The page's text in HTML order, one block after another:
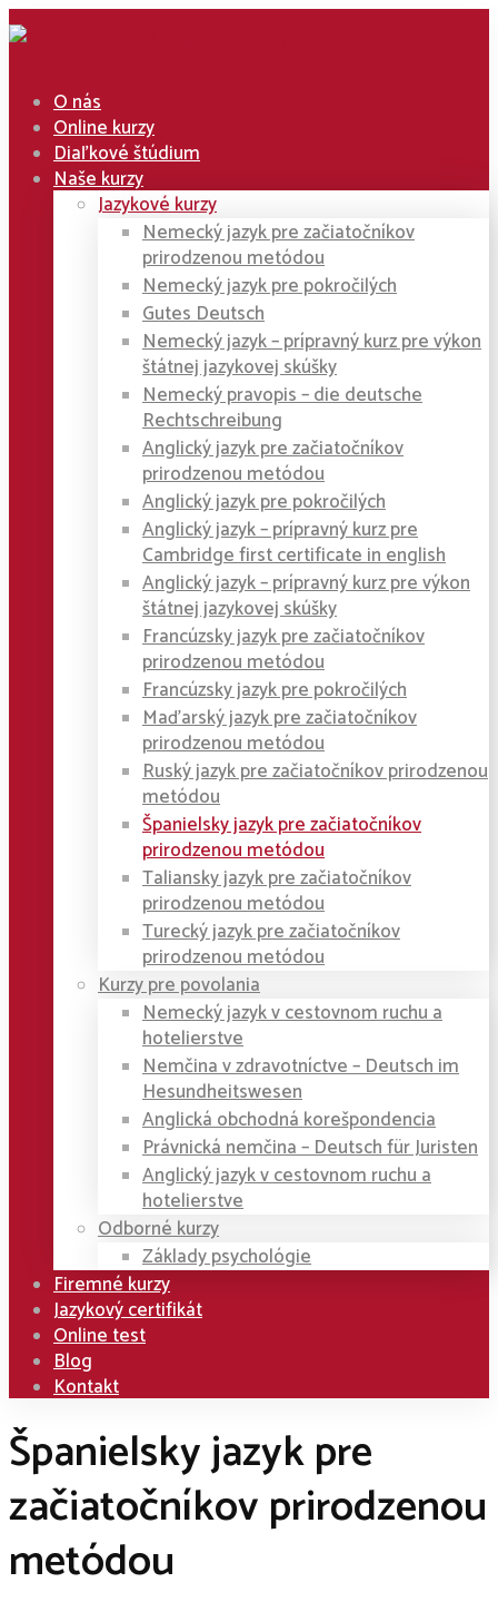
O nás
Online kurzy
Diaľkové štúdium
Naše kurzy
Jazykové kurzy
Nemecký jazyk pre začiatočníkov
prirodzenou metódou
Nemecký jazyk pre pokročilých
Gutes Deutsch
Nemecký jazyk – prípravný kurz pre výkon
štátnej jazykovej skúšky
Nemecký pravopis – die deutsche
Rechtschreibung
Anglický jazyk pre začiatočníkov
prirodzenou metódou
Anglický jazyk pre pokročilých
Anglický jazyk – prípravný kurz pre
Cambridge first certificate in english
Anglický jazyk – prípravný kurz pre výkon
štátnej jazykovej skúšky
Francúzsky jazyk pre začiatočníkov
prirodzenou metódou
Francúzsky jazyk pre pokročilých
Maďarský jazyk pre začiatočníkov
prirodzenou metódou
Ruský jazyk pre začiatočníkov prirodzenou
metódou
Španielsky jazyk pre začiatočníkov
prirodzenou metódou
Taliansky jazyk pre začiatočníkov
prirodzenou metódou
Turecký jazyk pre začiatočníkov
prirodzenou metódou
Kurzy pre povolania
Nemecký jazyk v cestovnom ruchu a
hotelierstve
Nemčina v zdravotníctve – Deutsch im
Hesundheitswesen
Anglická obchodná korešpondencia
Právnická nemčina – Deutsch für Juristen
Anglický jazyk v cestovnom ruchu a
hotelierstve
Odborné kurzy
Základy psychológie
Firemné kurzy
Jazykový certifikát
Online test
Blog
Kontakt
Španielsky jazyk pre
začiatočníkov prirodzenou
metódou